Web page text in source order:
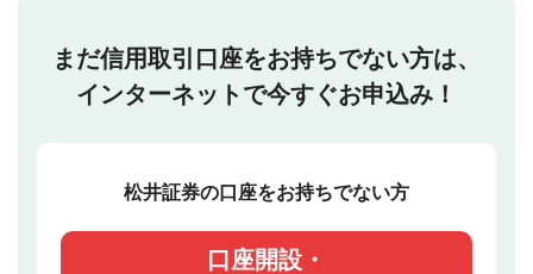
まだ信用取引口座をお持ちでない方は、
インターネットで今すぐお申込み！
松井証券の口座をお持ちでない方
口座開設・